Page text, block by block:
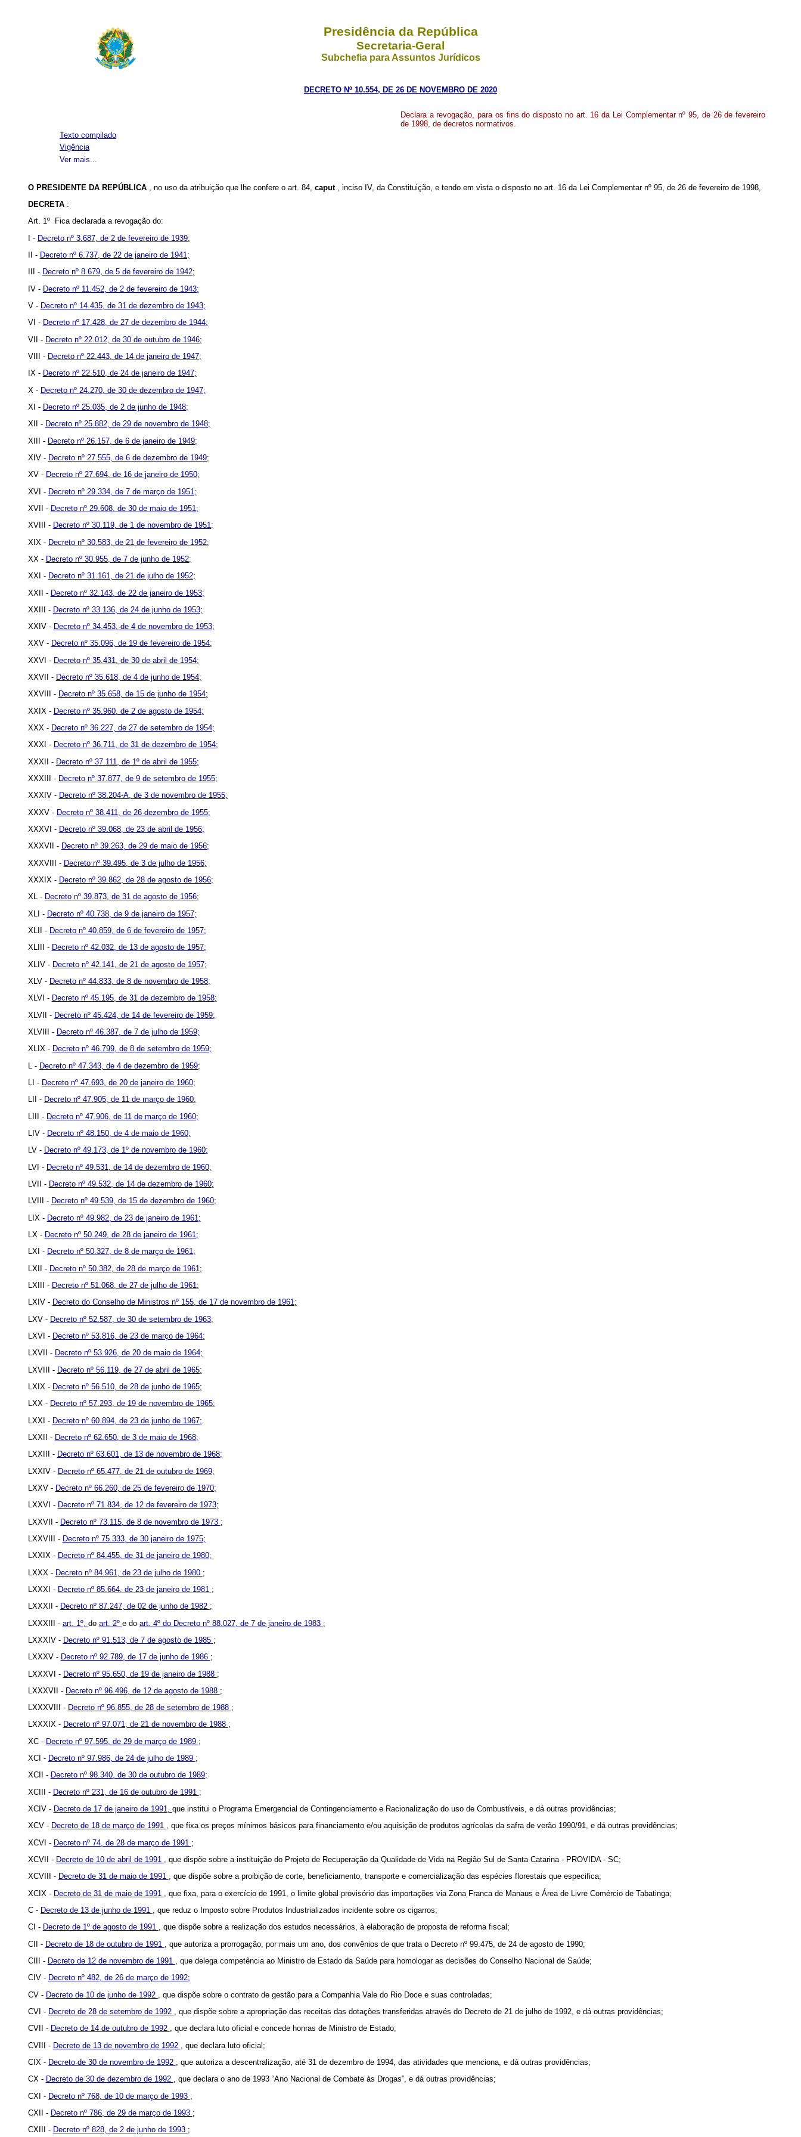
Presidência da República
Secretaria-Geral
Subchefia para Assuntos Jurídicos
DECRETO Nº 10.554, DE 26 DE NOVEMBRO DE 2020
Declara a revogação, para os fins do disposto no art. 16 da Lei Complementar nº 95, de 26 de fevereiro
de 1998, de decretos normativos.
Ver mais...
Texto compilado
Vigência
O PRESIDENTE DA REPÚBLICA , no uso da atribuição que lhe confere o art. 84, caput
, inciso IV, da Constituição, e tendo em vista o disposto no art. 16 da Lei Complementar nº 95, de 26 de fevereiro de 1998,
DECRETA :
Art. 1º Fica declarada a revogação do:
I - Decreto nº 3.687, de 2 de fevereiro de 1939;
II - Decreto nº 6.737, de 22 de janeiro de 1941;
III - Decreto nº 8.679, de 5 de fevereiro de 1942;
IV - Decreto nº 11.452, de 2 de fevereiro de 1943;
V - Decreto nº 14.435, de 31 de dezembro de 1943;
VI - Decreto nº 17.428, de 27 de dezembro de 1944;
VII - Decreto nº 22.012, de 30 de outubro de 1946;
VIII - Decreto nº 22.443, de 14 de janeiro de 1947;
IX - Decreto nº 22.510, de 24 de janeiro de 1947;
X - Decreto nº 24.270, de 30 de dezembro de 1947;
XI - Decreto nº 25.035, de 2 de junho de 1948;
XII - Decreto nº 25.882, de 29 de novembro de 1948;
XIII - Decreto nº 26.157, de 6 de janeiro de 1949;
XIV - Decreto nº 27.555, de 6 de dezembro de 1949;
XV - Decreto nº 27.694, de 16 de janeiro de 1950;
XVI - Decreto nº 29.334, de 7 de março de 1951;
XVII - Decreto nº 29.608, de 30 de maio de 1951;
XVIII - Decreto nº 30.119, de 1 de novembro de 1951;
XIX - Decreto nº 30.583, de 21 de fevereiro de 1952;
XX - Decreto nº 30.955, de 7 de junho de 1952;
XXI - Decreto nº 31.161, de 21 de julho de 1952;
XXII - Decreto nº 32.143, de 22 de janeiro de 1953;
XXIII - Decreto nº 33.136, de 24 de junho de 1953;
XXIV - Decreto nº 34.453, de 4 de novembro de 1953;
XXV - Decreto nº 35.096, de 19 de fevereiro de 1954;
XXVI - Decreto nº 35.431, de 30 de abril de 1954;
XXVII - Decreto nº 35.618, de 4 de junho de 1954;
XXVIII - Decreto nº 35.658, de 15 de junho de 1954;
XXIX - Decreto nº 35.960, de 2 de agosto de 1954;
XXX - Decreto nº 36.227, de 27 de setembro de 1954;
XXXI - Decreto nº 36.711, de 31 de dezembro de 1954;
XXXII - Decreto nº 37.111, de 1º de abril de 1955;
XXXIII - Decreto nº 37.877, de 9 de setembro de 1955;
XXXIV - Decreto nº 38.204-A, de 3 de novembro de 1955;
XXXV - Decreto nº 38.411, de 26 dezembro de 1955;
XXXVI - Decreto nº 39.068, de 23 de abril de 1956;
XXXVII - Decreto nº 39.263, de 29 de maio de 1956;
XXXVIII - Decreto nº 39.495, de 3 de julho de 1956;
XXXIX - Decreto nº 39.862, de 28 de agosto de 1956;
XL - Decreto nº 39.873, de 31 de agosto de 1956;
XLI - Decreto nº 40.738, de 9 de janeiro de 1957;
XLII - Decreto nº 40.859, de 6 de fevereiro de 1957;
XLIII - Decreto nº 42.032, de 13 de agosto de 1957;
XLIV - Decreto nº 42.141, de 21 de agosto de 1957;
XLV - Decreto nº 44.833, de 8 de novembro de 1958;
XLVI - Decreto nº 45.195, de 31 de dezembro de 1958;
XLVII - Decreto nº 45.424, de 14 de fevereiro de 1959;
XLVIII - Decreto nº 46.387, de 7 de julho de 1959;
XLIX - Decreto nº 46.799, de 8 de setembro de 1959;
L - Decreto nº 47.343, de 4 de dezembro de 1959;
LI - Decreto nº 47.693, de 20 de janeiro de 1960;
LII - Decreto nº 47.905, de 11 de março de 1960;
LIII - Decreto nº 47.906, de 11 de março de 1960;
LIV - Decreto nº 48.150, de 4 de maio de 1960;
LV - Decreto nº 49.173, de 1º de novembro de 1960;
LVI - Decreto nº 49.531, de 14 de dezembro de 1960;
LVII - Decreto nº 49.532, de 14 de dezembro de 1960;
LVIII - Decreto nº 49.539, de 15 de dezembro de 1960;
LIX - Decreto nº 49.982, de 23 de janeiro de 1961;
LX - Decreto nº 50.249, de 28 de janeiro de 1961;
LXI - Decreto nº 50.327, de 8 de março de 1961;
LXII - Decreto nº 50.382, de 28 de março de 1961;
LXIII - Decreto nº 51.068, de 27 de julho de 1961;
LXIV - Decreto do Conselho de Ministros nº 155, de 17 de novembro de 1961;
LXV - Decreto nº 52.587, de 30 de setembro de 1963;
LXVI - Decreto nº 53.816, de 23 de março de 1964;
LXVII - Decreto nº 53.926, de 20 de maio de 1964;
LXVIII - Decreto nº 56.119, de 27 de abril de 1965;
LXIX - Decreto nº 56.510, de 28 de junho de 1965;
LXX - Decreto nº 57.293, de 19 de novembro de 1965;
LXXI - Decreto nº 60.894, de 23 de junho de 1967;
LXXII - Decreto nº 62.650, de 3 de maio de 1968;
LXXIII - Decreto nº 63.601, de 13 de novembro de 1968;
LXXIV - Decreto nº 65.477, de 21 de outubro de 1969;
LXXV - Decreto nº 66.260, de 25 de fevereiro de 1970;
LXXVI - Decreto nº 71.834, de 12 de fevereiro de 1973;
LXXVII - Decreto nº 73.115, de 8 de novembro de 1973 ;
LXXVIII - Decreto nº 75.333, de 30 janeiro de 1975;
LXXIX - Decreto nº 84.455, de 31 de janeiro de 1980;
LXXX - Decreto nº 84.961, de 23 de julho de 1980 ;
LXXXI - Decreto nº 85.664, de 23 de janeiro de 1981 ;
LXXXII - Decreto nº 87.247, de 02 de junho de 1982 ;
LXXXIII - art. 1º, do art. 2º e do art. 4º do Decreto nº 88.027, de 7 de janeiro de 1983 ;
LXXXIV - Decreto nº 91.513, de 7 de agosto de 1985 ;
LXXXV - Decreto nº 92.789, de 17 de junho de 1986 ;
LXXXVI - Decreto nº 95.650, de 19 de janeiro de 1988 ;
LXXXVII - Decreto nº 96.496, de 12 de agosto de 1988 ;
LXXXVIII - Decreto nº 96.855, de 28 de setembro de 1988 ;
LXXXIX - Decreto nº 97.071, de 21 de novembro de 1988 ;
XC - Decreto nº 97.595, de 29 de março de 1989 ;
XCI - Decreto nº 97.986, de 24 de julho de 1989 ;
XCII - Decreto nº 98.340, de 30 de outubro de 1989;
XCIII - Decreto nº 231, de 16 de outubro de 1991 ;
XCIV - Decreto de 17 de janeiro de 1991, que institui o Programa Emergencial de Contingenciamento e Racionalização do uso de Combustíveis, e dá outras providências;
XCV - Decreto de 18 de março de 1991 , que fixa os preços mínimos básicos para financiamento e/ou aquisição de produtos agrícolas da safra de verão 1990/91, e dá outras providências;
XCVI - Decreto nº 74, de 28 de março de 1991 ;
XCVII - Decreto de 10 de abril de 1991 , que dispõe sobre a instituição do Projeto de Recuperação da Qualidade de Vida na Região Sul de Santa Catarina - PROVIDA - SC;
XCVIII - Decreto de 31 de maio de 1991 , que dispõe sobre a proibição de corte, beneficiamento, transporte e comercialização das espécies florestais que especifica;
XCIX - Decreto de 31 de maio de 1991
, que fixa, para o exercício de 1991, o limite global provisório das importações via Zona Franca de Manaus e Área de Livre Comércio de Tabatinga;
C - Decreto de 13 de junho de 1991 , que reduz o Imposto sobre Produtos Industrializados incidente sobre os cigarros;
CI - Decreto de 1º de agosto de 1991 , que dispõe sobre a realização dos estudos necessários, à elaboração de proposta de reforma fiscal;
CII - Decreto de 18 de outubro de 1991
, que autoriza a prorrogação, por mais um ano, dos convênios de que trata o Decreto nº 99.475, de 24 de agosto de 1990;
CIII - Decreto de 12 de novembro de 1991 , que delega competência ao Ministro de Estado da Saúde para homologar as decisões do Conselho Nacional de Saúde;
CIV - Decreto nº 482, de 26 de março de 1992;
CV - Decreto de 10 de junho de 1992
, que dispõe sobre o contrato de gestão para a Companhia Vale do Rio Doce e suas controladas;
CVI - Decreto de 28 de setembro de 1992 , que dispõe sobre a apropriação das receitas das dotações transferidas através do Decreto de 21 de julho de 1992, e dá outras providências;
CVII - Decreto de 14 de outubro de 1992 , que declara luto oficial e concede honras de Ministro de Estado;
CVIII - Decreto de 13 de novembro de 1992
, que declara luto oficial;
CIX - Decreto de 30 de novembro de 1992 , que autoriza a descentralização, até 31 de dezembro de 1994, das atividades que menciona, e dá outras providências;
CX - Decreto de 30 de dezembro de 1992 , que declara o ano de 1993 “Ano Nacional de Combate às Drogas”, e dá outras providências;
CXI - Decreto nº 768, de 10 de março de 1993 ;
CXII - Decreto nº 786, de 29 de março de 1993 ;
CXIII - Decreto nº 828, de 2 de junho de 1993 ;